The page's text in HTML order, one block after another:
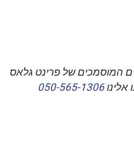
המוסמכים של פרינט גלאס
050-565-1306